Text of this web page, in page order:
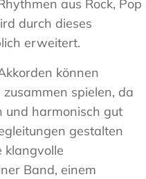
aus Rock, Pop
durch dieses
erweitert.
können
spielen, da
und harmonisch gut
gestalten
klangvolle
Band, einem